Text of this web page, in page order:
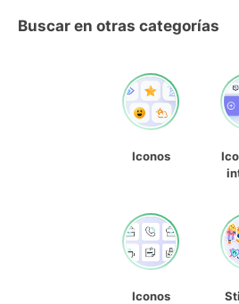
Buscar en otras categorías
Iconos
Iconos